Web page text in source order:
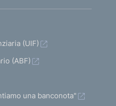
(UIF)
(ABF)
una banconota"